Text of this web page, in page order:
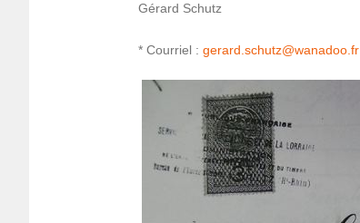
Gérard Schutz
* Cour­riel : gerard.schutz@­wa­na­doo.fr